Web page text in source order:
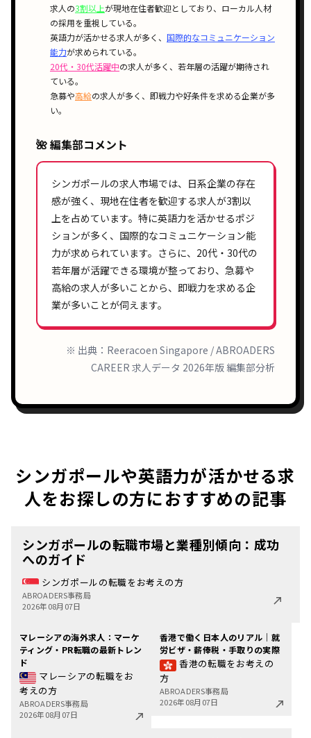
求人の3割以上が現地在住者歓迎としており、 ローカル人材
の採用を重視している。
英語力が活かせる求人が多く、 国際的なコミュニケーション
能力が求められている。
20代・30代活躍中の求人が多く、 若年層の活躍が期待され
ている。
急募や高給の求人が多く、 即戦力や好条件を求める企業が多
い。
🌺 編集部コメント
シンガポールの求人市場では、 日系企業の存在
感が強く、 現地在住者を歓迎する求人が3割以
上を占めています。特に英語力を活かせるポジ
ションが多く、 国際的なコミュニケーション能
力が求められています。さらに、 20代・30代の
若年層が活躍できる環境が整っており、 急募や
高給の求人が多いことから、即戦力を求める企
業が多いことが伺えます。
※ 出典：Reeracoen Singapore / ABROADERS
CAREER 求人データ 2026年版 編集部分析
シンガポールや英語力が活かせる求
人をお探しの方におすすめの記事
シンガポールの転職市場と業種別傾向：成功
へのガイド
シンガポールの転職をお考えの方
ABROADERS事務局
2026年08月07日
マレーシアの海外求人：マーケ
ティング・PR転職の最新トレン
ド
マレーシアの転職をお
考えの方
ABROADERS事務局
2026年08月07日
香港で働く日本人のリアル｜就
労ビザ・薪俸税・手取りの実際
香港の転職をお考えの
方
ABROADERS事務局
2026年08月07日